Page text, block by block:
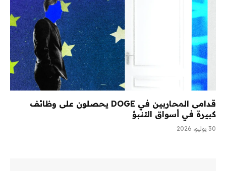
قدامى المحاربين في DOGE يحصلون على وظائف
كبيرة في أسواق التنبؤ
30 يوليو، 2026